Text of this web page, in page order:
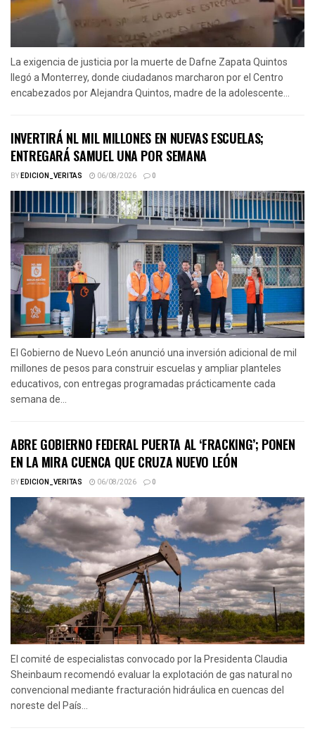
La exigencia de justicia por la muerte de Dafne Zapata Quintos
llegó a Monterrey, donde ciudadanos marcharon por el Centro
encabezados por Alejandra Quintos, madre de la adolescente...
INVERTIRÁ NL MIL MILLONES EN NUEVAS ESCUELAS;
ENTREGARÁ SAMUEL UNA POR SEMANA
BYEDICION_VERITAS 06/08/2026 0
El Gobierno de Nuevo León anunció una inversión adicional de mil
millones de pesos para construir escuelas y ampliar planteles
educativos, con entregas programadas prácticamente cada
semana de...
ABRE GOBIERNO FEDERAL PUERTA AL ‘FRACKING’; PONEN
EN LA MIRA CUENCA QUE CRUZA NUEVO LEÓN
BYEDICION_VERITAS 06/08/2026 0
El comité de especialistas convocado por la Presidenta Claudia
Sheinbaum recomendó evaluar la explotación de gas natural no
convencional mediante fracturación hidráulica en cuencas del
noreste del País...